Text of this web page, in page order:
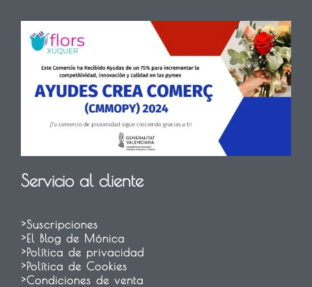
Servicio al cliente
>Suscripciones
>El Blog de Mónica
>Política de privacidad
>Política de Cookies
>Condiciones de venta